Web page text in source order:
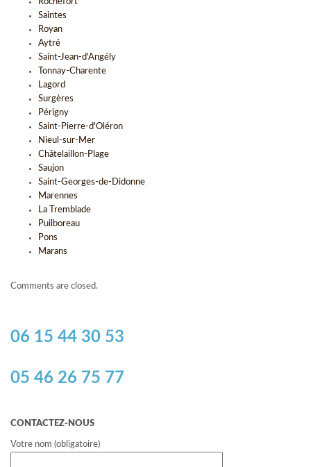
Saintes
Royan
Aytré
Saint-Jean-d'Angély
Tonnay-Charente
Lagord
Surgères
Périgny
Saint-Pierre-d'Oléron
Nieul-sur-Mer
Châtelaillon-Plage
Saujon
Saint-Georges-de-Didonne
Marennes
La Tremblade
Puilboreau
Pons
Marans
Comments are closed.
06 15 44 30 53
05 46 26 75 77
CONTACTEZ-NOUS
Votre nom (obligatoire)